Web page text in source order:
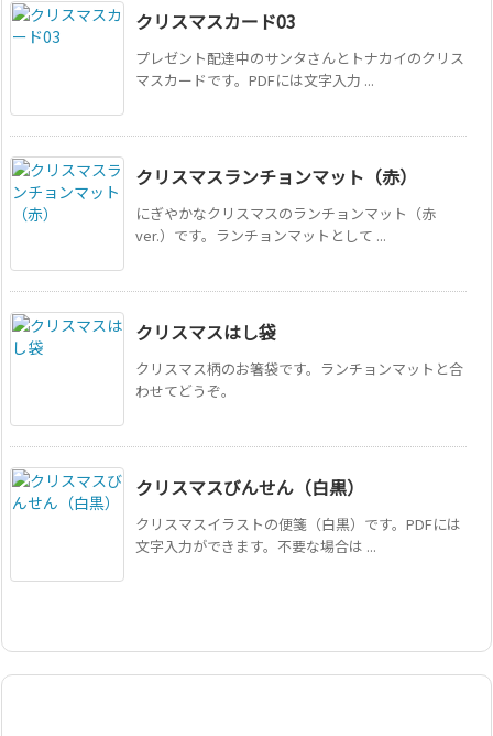
クリスマスカード03
プレゼント配達中のサンタさんとトナカイのクリス
マスカードです。PDFには文字入力 ...
クリスマスランチョンマット（赤）
にぎやかなクリスマスのランチョンマット（赤
ver.）です。ランチョンマットとして ...
クリスマスはし袋
クリスマス柄のお箸袋です。ランチョンマットと合
わせてどうぞ。
クリスマスびんせん（白黒）
クリスマスイラストの便箋（白黒）です。PDFには
文字入力ができます。不要な場合は ...